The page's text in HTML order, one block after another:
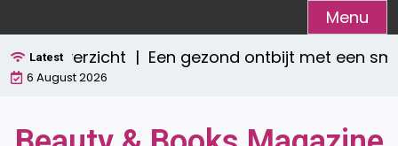
naar
de
inhoud
Menu
Latest
overzicht |Een gezond ontbijt met een
6 August 2026